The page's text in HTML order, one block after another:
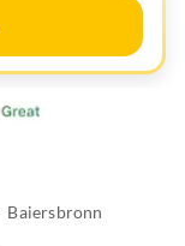
Baiersbronn